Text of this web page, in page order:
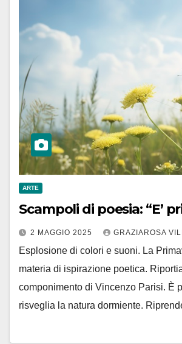
ARTE
Scampoli di poesia: “E’
2 MAGGIO 2025 GRAZIAROSA
Esplosione di colori e suoni. La
materia di ispirazione poetica.
componimento di Vincenzo Parisi. È
risveglia la natura dormiente.